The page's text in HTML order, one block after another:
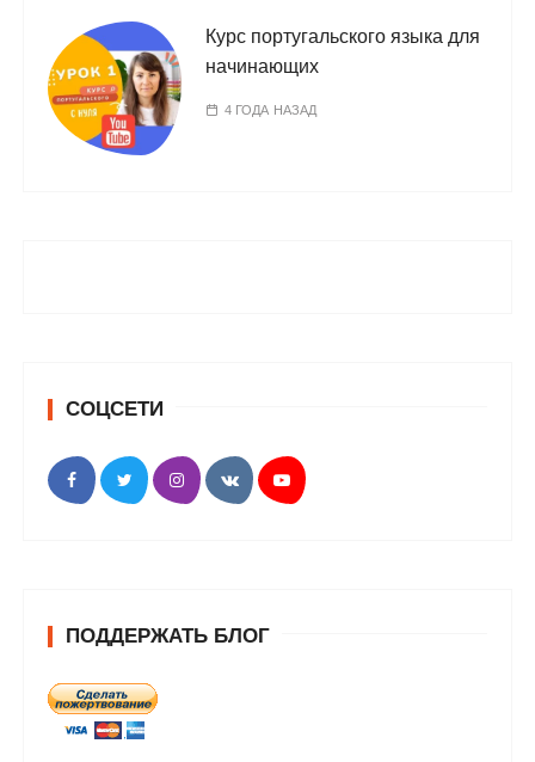
Курс португальского языка для
начинающих
4 ГОДА НАЗАД
СОЦСЕТИ
ПОДДЕРЖАТЬ БЛОГ